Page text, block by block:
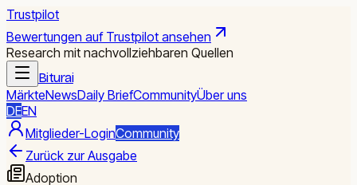
Trustpilot
Bewertungen auf Trustpilot ansehen
Research mit nachvollziehbaren Quellen
Biturai
MärkteNewsDaily BriefCommunityÜber uns
DEEN
Mitglieder-LoginCommunity
Zurück zur Ausgabe
Adoption